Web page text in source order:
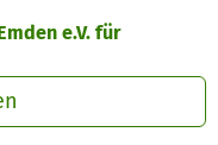
e.V. für